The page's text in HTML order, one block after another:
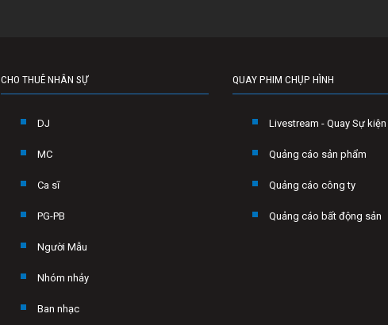
CHO THUÊ NHÂN SỰ
DJ
MC
Ca sĩ
PG-PB
Người Mẫu
Nhóm nhảy
Ban nhạc
QUAY PHIM CHỤP HÌNH
Livestream - Quay Sự kiện
Quảng cáo sản phẩm
Quảng cáo công ty
Quảng cáo bất động sản